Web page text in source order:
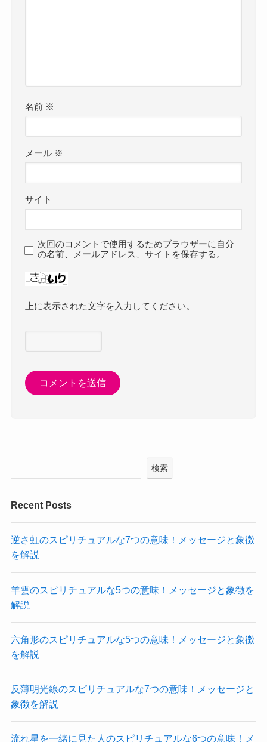
名前 ※
メール ※
サイト
次回のコメントで使用するためブラウザーに自分
の名前、メールアドレス、サイトを保存する。
上に表示された文字を入力してください。
検索
Recent Posts
逆さ虹のスピリチュアルな7つの意味！メッセージと象徴
を解説
羊雲のスピリチュアルな5つの意味！メッセージと象徴を
解説
六角形のスピリチュアルな5つの意味！メッセージと象徴
を解説
反薄明光線のスピリチュアルな7つの意味！メッセージと
象徴を解説
流れ星を一緒に見た人のスピリチュアルな6つの意味！メ